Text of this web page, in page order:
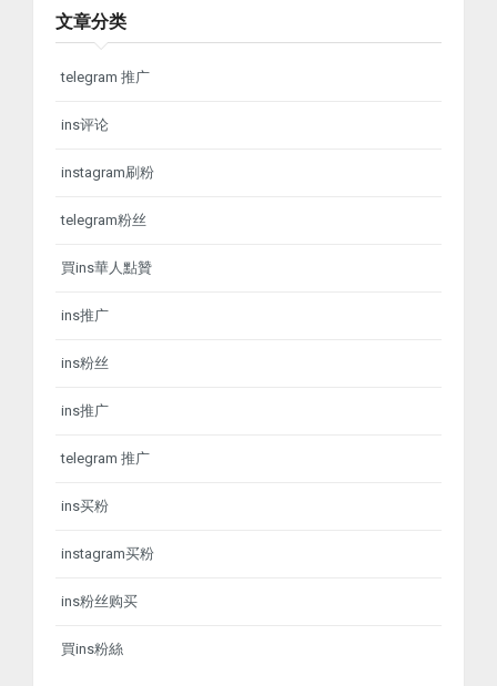
文章分类
telegram 推广
ins评论
instagram刷粉
telegram粉丝
買ins華人點贊
ins推广
ins粉丝
ins推广
telegram 推广
ins买粉
instagram买粉
ins粉丝购买
買ins粉絲